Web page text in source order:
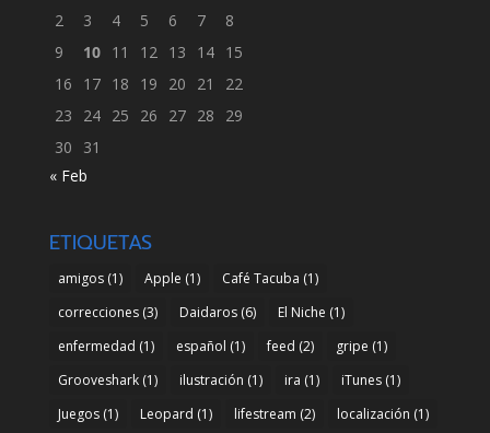
2
3 4 5 6 7
8
9
10 11 12 13 14 15
16
17 18 19 20 21
22
23
24 25 26 27 28
29
30
31
« Feb
ETIQUETAS
amigos(1) Apple (1) Café Tacuba (1)
correcciones(3) Daidaros(6) El Niche (1)
enfermedad (1) español (1) feed (2) gripe (1)
Grooveshark(1) ilustración (1) ira (1) iTunes(1)
Juegos(1) Leopard (1) lifestream (2) localización (1)